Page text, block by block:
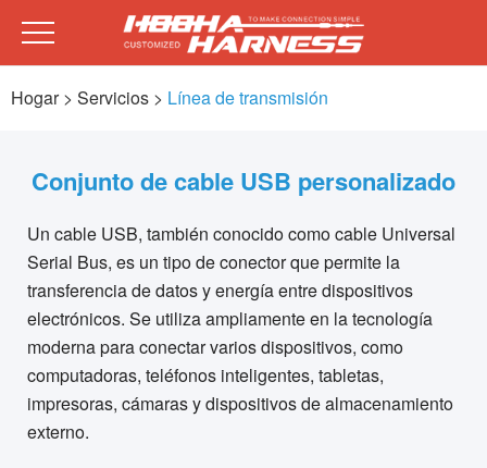
Hogar> Servicios > Línea de transmisión
Conjunto de cable USB personalizado
Un cable USB, también conocido como cable Universal
Serial Bus, es un tipo de conector que permite la
transferencia de datos y energía entre dispositivos
electrónicos. Se utiliza ampliamente en la tecnología
moderna para conectar varios dispositivos, como
computadoras, teléfonos inteligentes, tabletas,
impresoras, cámaras y dispositivos de almacenamiento
externo.